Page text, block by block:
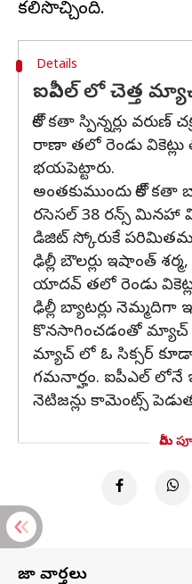
Details
ఐపీఎల్ లో చెత్త
కోల్ కతా స్పిన్నర్లు వరుణ్
రాణా తలో రెండు వికెట్లు
భయపెట్టారు.
అంతకుముందు కోల్
రసెసల్ 38 రన్స్ మినహా
డిజిట్ స్కోరుకే
ఢిల్లీ బౌలర్లు ఇషాంత్ శర్మ,
యాదవ్ తలో రెండు
ఢిల్లీ బ్యాటర్లు నెమ్మదిగా
కొనసాగించడంతో
మ్యాచ్ లో ఓ సిక్సర్
గమనార్హం. ఐపీఎల్ లోనే
నెటిజన్లు కామెంట్స్
మీరు
తాజా వార్తలు